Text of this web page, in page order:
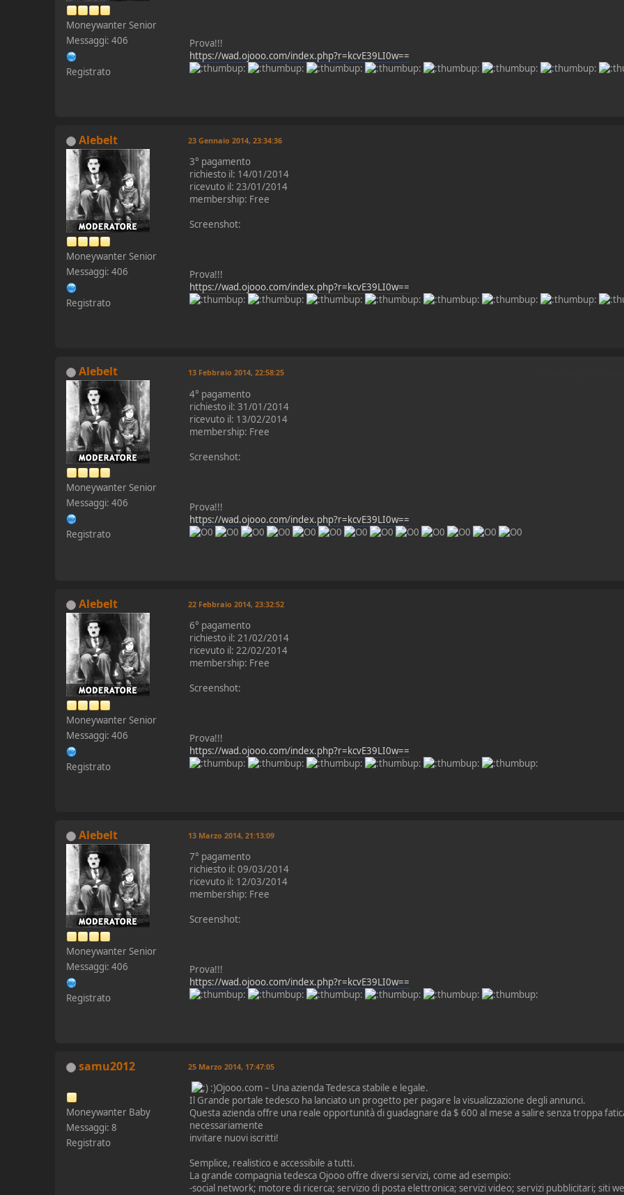
Moneywanter Senior
Messaggi: 406
Registrato
Prova!!!
https://wad.ojooo.com/index.php?r=kcvE39LI0w==
Alebelt
Moneywanter Senior
Messaggi: 406
Registrato
23 Gennaio 2014, 23:34:36
3° pagamento
richiesto il: 14/01/2014
ricevuto il: 23/01/2014
membership: Free
Screenshot:
Prova!!!
https://wad.ojooo.com/index.php?r=kcvE39LI0w==
Alebelt
Moneywanter Senior
Messaggi: 406
Registrato
13 Febbraio 2014, 22:58:25
4° pagamento
richiesto il: 31/01/2014
ricevuto il: 13/02/2014
membership: Free
Screenshot:
Prova!!!
https://wad.ojooo.com/index.php?r=kcvE39LI0w==
Alebelt
Moneywanter Senior
Messaggi: 406
Registrato
22 Febbraio 2014, 23:32:52
6° pagamento
richiesto il: 21/02/2014
ricevuto il: 22/02/2014
membership: Free
Screenshot:
Prova!!!
https://wad.ojooo.com/index.php?r=kcvE39LI0w==
Alebelt
Moneywanter Senior
Messaggi: 406
Registrato
13 Marzo 2014, 21:13:09
7° pagamento
richiesto il: 09/03/2014
ricevuto il: 12/03/2014
membership: Free
Screenshot:
Prova!!!
https://wad.ojooo.com/index.php?r=kcvE39LI0w==
samu2012
Moneywanter Baby
Messaggi: 8
Registrato
25 Marzo 2014, 17:47:05
:)Ojooo.com – Una azienda Tedesca stabile e legale.
Il Grande portale tedesco ha lanciato un progetto per pagare la visualizzazione degli annunci.
Questa azienda offre una reale opportunità di guadagnare da $ 600 al mese a salire senza troppa
necessariamente
invitare nuovi iscritti!
Semplice, realistico e accessibile a tutti.
La grande compagnia tedesca Ojooo offre diversi servizi, come ad esempio:
-social network; motore di ricerca; servizio di posta elettronica; servizi video; servizi pubblicitari; siti